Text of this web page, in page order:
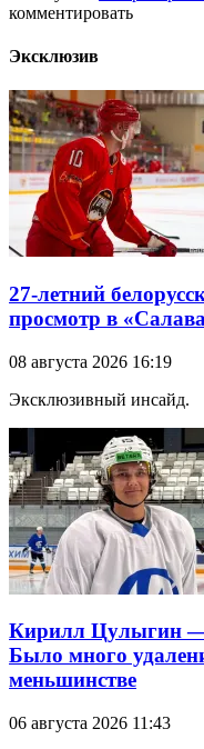
комментировать
Эксклюзив
27-летний
просмотр в
08 августа 2026 16:19
Эксклюзивный инсайд.
Кирилл Цулыгин —
Было много
меньшинстве
06 августа 2026 11:43